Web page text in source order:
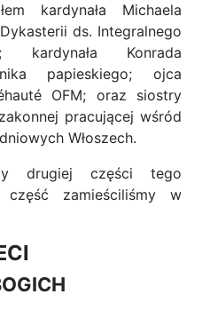
kardynała Michaela
ds. Integralnego
kardynała Konrada
papieskiego; ojca
OFM; oraz siostry
pracującej wśród
Włoszech.
drugiej części tego
część zamieściliśmy w